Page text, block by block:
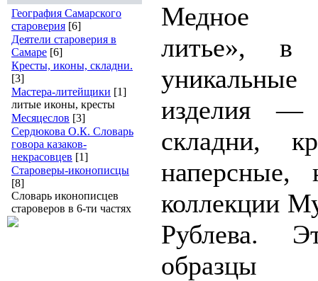
География Самарского
староверия [6]
Деятели староверия в
Самаре [6]
Кресты, иконы, складни.
[3]
Мастера-литейщики [1]
литые иконы, кресты
Месяцеслов [3]
Сердюкова О.К. Словарь
говора казаков-
некрасовцев [1]
Староверы-иконописцы
[8]
Словарь иконописцев
староверов в 6-ти частях
Медное
литье», в
изделия —
складни,
наперсные,
коллекции
Рублева.
образцы